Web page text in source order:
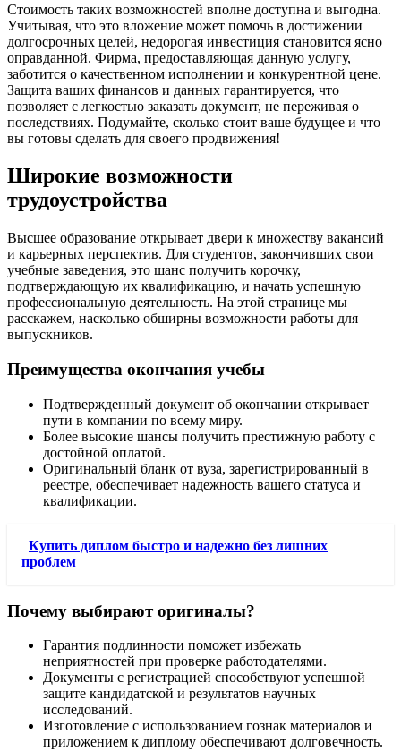
Стоимость таких возможностей вполне доступна и выгодна.
Учитывая, что это вложение может помочь в достижении
долгосрочных целей, недорогая инвестиция становится ясно
оправданной. Фирма, предоставляющая данную услугу,
заботится о качественном исполнении и конкурентной цене.
Защита ваших финансов и данных гарантируется, что
позволяет с легкостью заказать документ, не переживая о
последствиях. Подумайте, сколько стоит ваше будущее и что
вы готовы сделать для своего продвижения!
Широкие возможности
трудоустройства
Высшее образование открывает двери к множеству вакансий
и карьерных перспектив. Для студентов, закончивших свои
учебные заведения, это шанс получить корочку,
подтверждающую их квалификацию, и начать успешную
профессиональную деятельность. На этой странице мы
расскажем, насколько обширны возможности работы для
выпускников.
Преимущества окончания учебы
Подтвержденный документ об окончании открывает
пути в компании по всему миру.
Более высокие шансы получить престижную работу с
достойной оплатой.
Оригинальный бланк от вуза, зарегистрированный в
реестре, обеспечивает надежность вашего статуса и
квалификации.
Купить диплом быстро и надежно без лишних
проблем
Почему выбирают оригиналы?
Гарантия подлинности поможет избежать
неприятностей при проверке работодателями.
Документы с регистрацией способствуют успешной
защите кандидатской и результатов научных
исследований.
Изготовление с использованием гознак материалов и
приложением к диплому обеспечивают долговечность.